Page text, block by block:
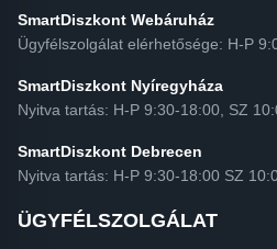
SmartDiszkont Webáruház
Ügyfélszolgálat elérhetősége: H-P
SmartDiszkont Nyíregyháza
Nyitva tartás: H-P 9:30-18:00, SZ
SmartDiszkont Debrecen
Nyitva tartás: H-P 9:30-18:00 SZ
ÜGYFÉLSZOLGÁLAT